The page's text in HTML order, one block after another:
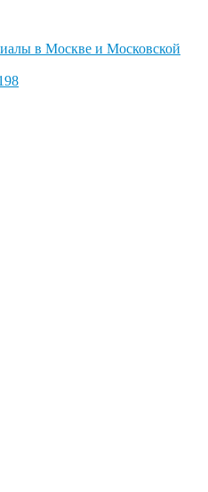
в Москве и Московской